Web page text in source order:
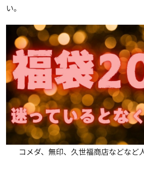
い。
コメダ、無印、久世福商店などなど